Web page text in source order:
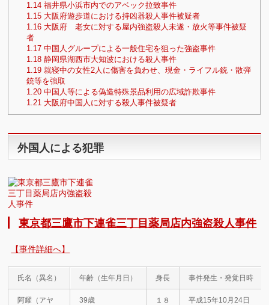
1.14 福井県小浜市内でのアベック拉致事件
1.15 大阪府遊歩道における持凶器殺人事件被疑者
1.16 大阪府 老女に対する屋内強盗殺人未遂・放火等事件被疑
者
1.17 中国人グループによる一般住宅を狙った強盗事件
1.18 静岡県湖西市大知波における殺人事件
1.19 就寝中の女性2人に傷害を負わせ、現金・ライフル銃・散弾
銃等を強取
1.20 中国人等による偽造特殊景品利用の広域詐欺事件
1.21 大阪府中国人に対する殺人事件被疑者
外国人による犯罪
東京都三鷹市下連雀三丁目薬局店内強盗殺人事件
【事件詳細へ】
氏名（異名） 年齢（生年月日） 身長 事件発生・発覚日時
阿耀（アヤ
39歳
１８
平成15年10月24日